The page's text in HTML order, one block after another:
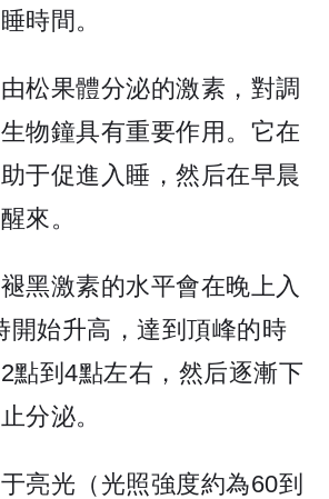
時間。
松果體分泌的激素，對調
物鐘具有重要作用。它在
于促進入睡，然后在早晨
來。
黑激素的水平會在晚上入
開始升高，達到頂峰的時
點到4點左右，然后逐漸下
分泌。
亮光（光照強度約為60到